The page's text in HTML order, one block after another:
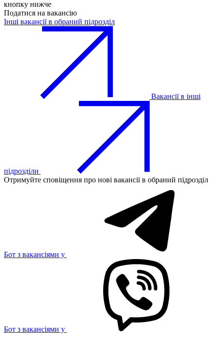
кнопку нижче
Податися на вакансію
Інші вакансії в обраний підрозділ
Вакансії в інші
підрозділи
Отримуйте сповіщення про нові вакансії в обраний підрозділ
Бот з вакансіями у
Бот з вакансіями у